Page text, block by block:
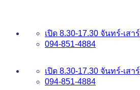
เปิด 8.30-17.30 จันทร์-เสาร์
094-851-4884
เปิด 8.30-17.30 จันทร์-เสาร์
094-851-4884